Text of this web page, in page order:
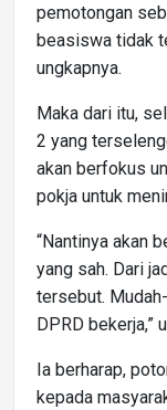
pemotongan
beasiswa tidak
ungkapnya.
Maka dari itu,
2 yang
akan berfokus
pokja untuk
“Nantinya akan
yang sah. Dari
tersebut.
DPRD bekerja,”
Ia berharap,
kepada